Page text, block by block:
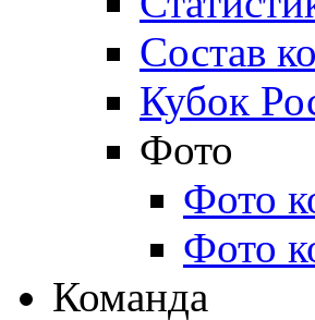
Состав
Кубок
Фото
Фото
Фото
Команда